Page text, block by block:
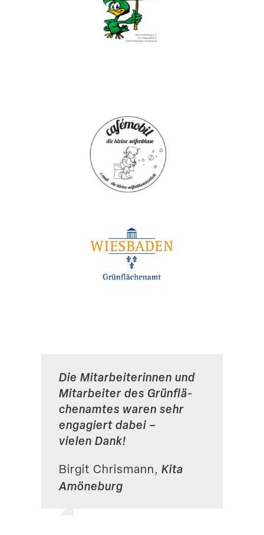
Die Mitar­bei­te­rinnen und
Mitar­beiter des Grünflä­
chen­amtes waren sehr
engagiert dabei –
vielen Dank!
Birgit Chrismann, Kita
Amöneburg